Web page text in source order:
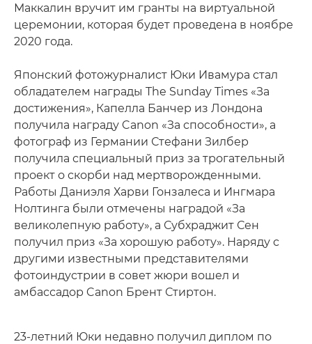
Маккалин вручит им гранты на виртуальной
церемонии, которая будет проведена в ноябре
2020 года.
Японский фотожурналист Юки Ивамура стал
обладателем награды The Sunday Times «За
достижения», Капелла Банчер из Лондона
получила награду Canon «За способности», а
фотограф из Германии Стефани Зилбер
получила специальный приз за трогательный
проект о скорби над мертворожденными.
Работы Даниэля Харви Гонзалеса и Ингмара
Нолтинга были отмечены наградой «За
великолепную работу», а Субхраджит Сен
получил приз «За хорошую работу». Наряду с
другими известными представителями
фотоиндустрии в совет жюри вошел и
амбассадор Canon Брент Стиртон.
23-летний Юки недавно получил диплом по